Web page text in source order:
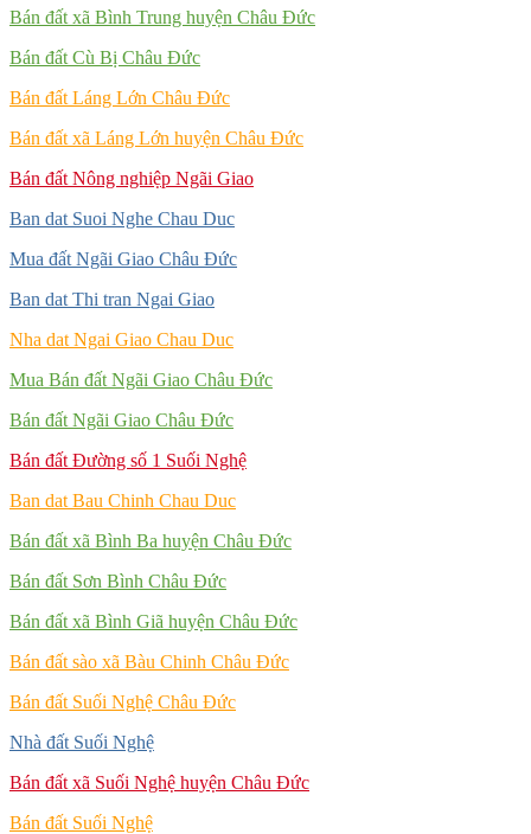
Bán đất xã Bình Trung huyện Châu Đức
Bán đất Cù Bị Châu Đức
Bán đất Láng Lớn Châu Đức
Bán đất xã Láng Lớn huyện Châu Đức
Bán đất Nông nghiệp Ngãi Giao
Ban dat Suoi Nghe Chau Duc
Mua đất Ngãi Giao Châu Đức
Ban dat Thi tran Ngai Giao
Nha dat Ngai Giao Chau Duc
Mua Bán đất Ngãi Giao Châu Đức
Bán đất Ngãi Giao Châu Đức
Bán đất Đường số 1 Suối Nghệ
Ban dat Bau Chinh Chau Duc
Bán đất xã Bình Ba huyện Châu Đức
Bán đất Sơn Bình Châu Đức
Bán đất xã Bình Giã huyện Châu Đức
Bán đất sào xã Bàu Chinh Châu Đức
Bán đất Suối Nghệ Châu Đức
Nhà đất Suối Nghệ
Bán đất xã Suối Nghệ huyện Châu Đức
Bán đất Suối Nghệ